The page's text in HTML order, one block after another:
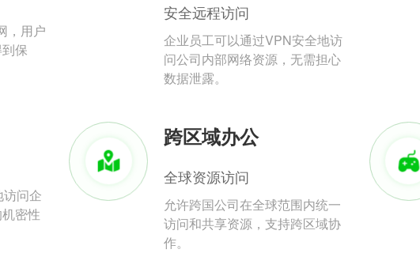
，用户
保
安全远程访问
企业员工可以通过VPN安全地访
问公司内部网络资源，无需担心
数据泄露。
问企
密性
跨区域办公
全球资源访问
允许跨国公司在全球范围内统一
访问和共享资源，支持跨区域协
作。